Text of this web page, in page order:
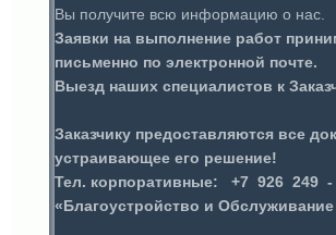
Вы получите всю информацию о нас.
Заявки на выполнение работ
письменно по электронной почте.
Выезд наших специалистов к
Заказчику предоставляются все
устраивающее его решение!
Тел. корпоративные: +7 926
«Благоустройство и